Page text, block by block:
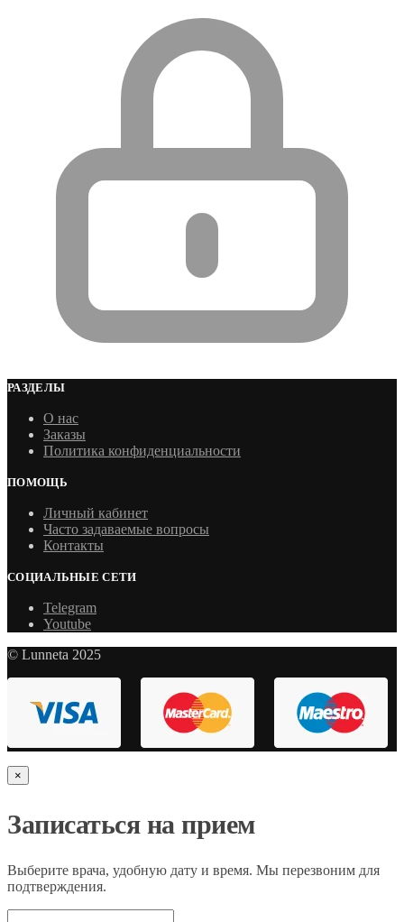
РАЗДЕЛЫ
О нас
Заказы
Политика конфиденциальности
ПОМОЩЬ
Личный кабинет
Часто задаваемые вопросы
Контакты
СОЦИАЛЬНЫЕ СЕТИ
Telegram
Youtube
© Lunneta 2025
×
Записаться на прием
Выберите врача, удобную дату и время. Мы перезвоним для
подтверждения.